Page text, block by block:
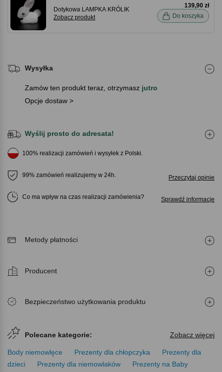
Dotykowa LAMPKA KRÓLIK
Zobacz produkt
139,90 zł
Do koszyka
Wysyłka
Zamów ten produkt teraz, otrzymasz jutro
Opcje dostaw >
Wyślij prosto do adresata!
100% realizacji zamówień i wysyłek z Polski.
99% zamówień realizujemy w 24h. Przeczytaj opinie
Co ma wpływ na czas realizacji zamówienia Sprawdź informacje
Metody płatności
Producent
Bezpieczeństwo użytkowania produktu
Polecane kategorie: Zobacz więcej
Body niemowlęce Prezenty dla chłopczyka
Prezenty dla
dzieci
Prezenty dla niemowlaków
Prezenty na Baby